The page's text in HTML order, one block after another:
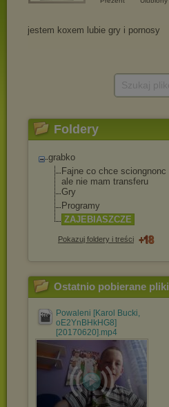
Foldery
grabko
Fajne co chce sciongnonc
ale nie mam transferu
Gry
Programy
ZAJEBIASZCZE
Pokazuj foldery i treści
Ostatnio pobierane pliki
Powaleni [Karol Bucki,
oE2YnBHkHG8]
[20170620].mp4